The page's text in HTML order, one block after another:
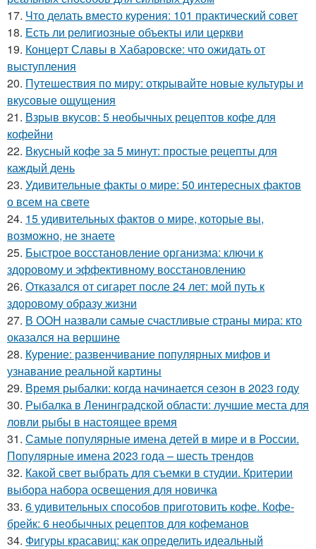
17. Что делать вместо курения: 101 практический совет
18. Есть ли религиозные объекты или церкви
19. Концерт Славы в Хабаровске: что ожидать от
выступления
20. Путешествия по миру: открывайте новые культуры и
вкусовые ощущения
21. Взрыв вкусов: 5 необычных рецептов кофе для
кофейни
22. Вкусный кофе за 5 минут: простые рецепты для
каждый день
23. Удивительные факты о мире: 50 интересных фактов
о всем на свете
24. 15 удивительных фактов о мире, которые вы,
возможно, не знаете
25. Быстрое восстановление организма: ключи к
здоровому и эффективному восстановлению
26. Отказался от сигарет после 24 лет: мой путь к
здоровому образу жизни
27. В ООН назвали самые счастливые страны мира: кто
оказался на вершине
28. Курение: развенчивание популярных мифов и
узнавание реальной картины
29. Время рыбалки: когда начинается сезон в 2023 году
30. Рыбалка в Ленинградской области: лучшие места для
ловли рыбы в настоящее время
31. Самые популярные имена детей в мире и в России.
Популярные имена 2023 года – шесть трендов
32. Какой свет выбрать для съемки в студии. Критерии
выбора набора освещения для новичка
33. 6 удивительных способов приготовить кофе. Кофе-
брейк: 6 необычных рецептов для кофеманов
34. Фигуры красавиц: как определить идеальный